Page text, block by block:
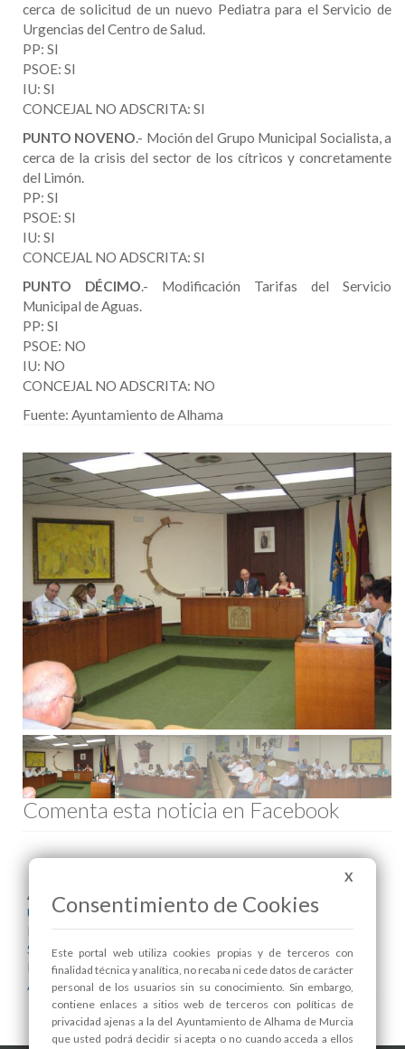
cerca de solicitud de un nuevo Pediatra para el Servicio de
Urgencias del Centro de Salud.
PP: SI
PSOE: SI
IU: SI
CONCEJAL NO ADSCRITA: SI
PUNTO NOVENO.- Moción del Grupo Municipal Socialista, a
cerca de la crisis del sector de los cítricos y concretamente
del Limón.
PP: SI
PSOE: SI
IU: SI
CONCEJAL NO ADSCRITA: SI
PUNTO DÉCIMO.- Modificación Tarifas del Servicio
Municipal de Aguas.
PP: SI
PSOE: NO
IU: NO
CONCEJAL NO ADSCRITA: NO
Fuente: Ayuntamiento de Alhama
Comenta esta noticia en Facebook
Areas relacionadas:
Urbanismo
Recursos Humanos
Salud
Infraestructuras y Servicios Públicos
Agricultura y Ganadería
X
Consentimiento de Cookies
Este portal web utiliza cookies propias y de terceros con
finalidad técnica y analítica, no recaba ni cede datos de carácter
personal de los usuarios sin su conocimiento. Sin embargo,
contiene enlaces a sitios web de terceros con políticas de
privacidad ajenas a la del Ayuntamiento de Alhama de Murcia
que usted podrá decidir si acepta o no cuando acceda a ellos